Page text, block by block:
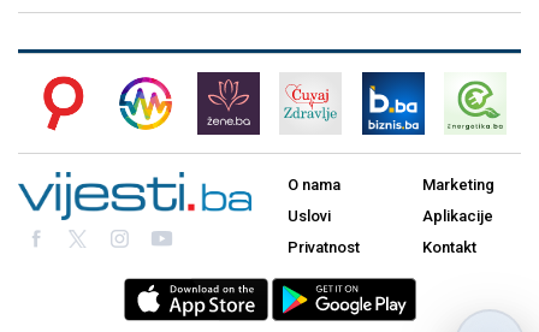
O nama
Uslovi
Privatnost
Marketing
Aplikacije
Kontakt